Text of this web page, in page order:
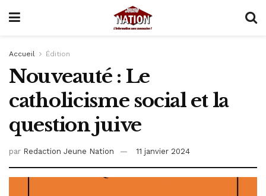
Accueil Édition
Nouveauté : Le
catholicisme social et la
question juive
par Redaction Jeune Nation 11 janvier 2024